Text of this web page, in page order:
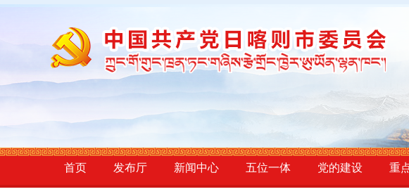
首页 发布厅 新闻中心 五位一体 党的建设 重